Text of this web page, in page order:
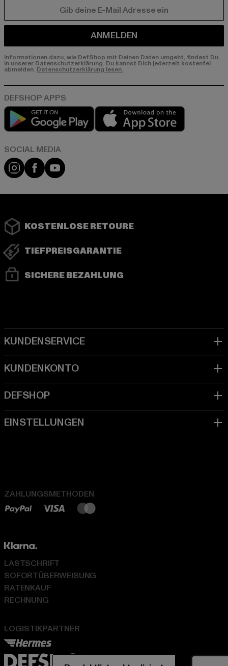
ANMELDEN
Informationen dazu, wie DefShop mit Deinen Daten umgeht, findest Du
in unserer Datenschutzerklärung. Du kannst Dich jederzeit kostenfei
abmelden. Datenschutzerklärung lesen.
Play market
Instagram
FacebookYouTube
KOSTENLOSE RETOURE
TIEFPREISGARANTIE
SICHERE BEZAHLUNG
ZAHLUNGSMETHODEN
LOGISTIKPARTNER
LASTSCHRIFT
SOFORTÜBERWEISUNG
RATENKAUF
RECHNUNG